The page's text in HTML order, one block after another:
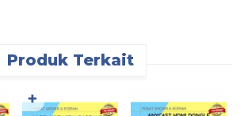
Produk Terkait
✚